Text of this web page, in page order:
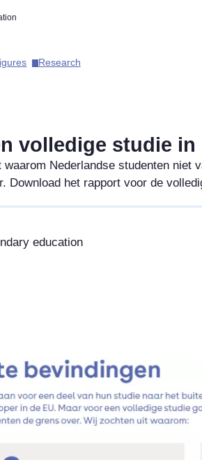
Research​
volledige studie
waarom Nederlandse studenten
Download het rapport voor de
education